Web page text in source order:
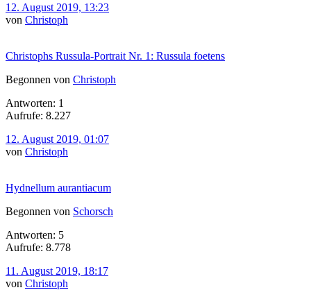
12. August 2019, 13:23
von Christoph
Christophs Russula-Portrait Nr. 1: Russula foetens
Begonnen von Christoph
Antworten: 1
Aufrufe: 8.227
12. August 2019, 01:07
von Christoph
Hydnellum aurantiacum
Begonnen von Schorsch
Antworten: 5
Aufrufe: 8.778
11. August 2019, 18:17
von Christoph